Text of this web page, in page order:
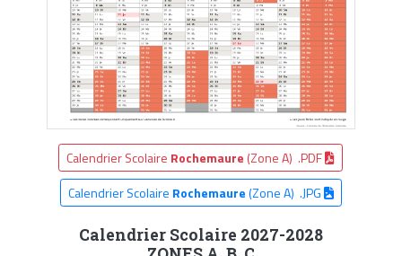
Calendrier Scolaire Rochemaure (Zone A) .PDF
Calendrier Scolaire Rochemaure(Zone A) .JPG
Calendrier Scolaire 2027-2028